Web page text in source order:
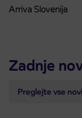
Arriva Slovenija
Zadnje
Preglejte vse